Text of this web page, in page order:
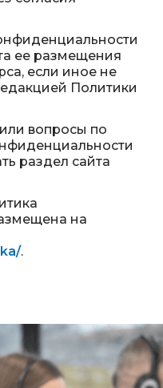
ее размещения
если иное не
Политики
вопросы по
раздел сайта
на
.